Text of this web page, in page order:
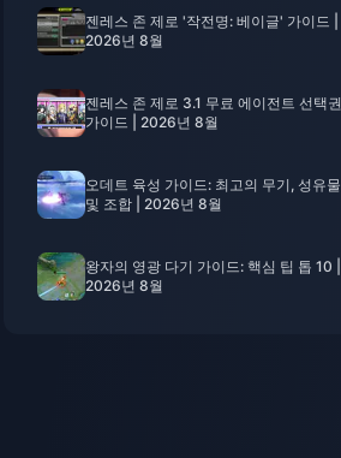
젠레스 존 제로 '작전명: 베이글' 가이드 |
2026년 8월
젠레스 존 제로 3.1 무료 에이전트 선택권
가이드 | 2026년 8월
오데트 육성 가이드: 최고의 무기, 성유물
및 조합 | 2026년 8월
왕자의 영광 다기 가이드: 핵심 팁 톱 10 |
2026년 8월